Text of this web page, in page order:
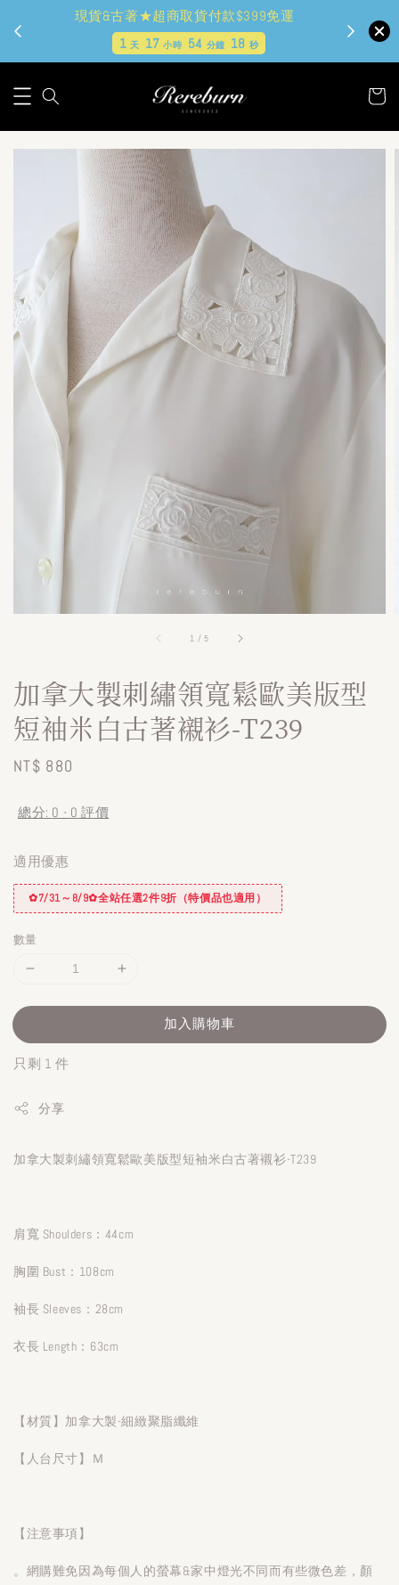
現貨&古著★超商取貨付款$399免運
1天 17小時 54 分鐘 17 秒
1 /5
加拿大製刺繡領寬鬆歐美版型
短袖米白古著襯衫-T239
Regular
NT$ 880
總分: 0 - 0 評價
適用優惠
✿7/31～8/9✿全站任選2件9折（特價品也適用）
數量
加入購物車
只剩 1 件
分享
加拿大製刺繡領寬鬆歐美版型短袖米白古著襯衫-T239
肩寬 Shoulders：44cm
胸圍 Bust：108cm
袖長 Sleeves：28cm
衣長 Length：63cm
【材質】加拿大製-細緻聚脂纖維
【人台尺寸】Ｍ
【注意事項】
。網購難免因為每個人的螢幕&家中燈光不同而有些微色差，顏